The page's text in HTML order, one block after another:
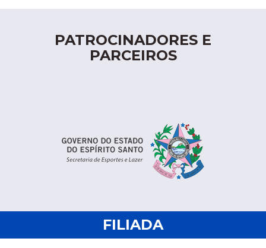
PATROCINADORES E
PARCEIROS
FILIADA